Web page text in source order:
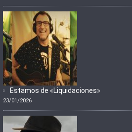
Estamos de «Liquidaciones»
23/01/2026